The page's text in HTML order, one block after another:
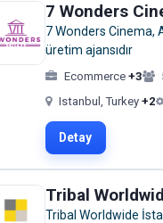
7 Wonders
7 Wonders Cinema,
üretim ajansıdır
Ecommerce +3
Istanbul, Turkey +2
Detay
Tribal
Tribal Worldwide